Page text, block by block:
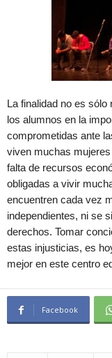
La finalidad no es
los alumnos en la
comprometidas ante
viven muchas
falta de recursos
obligadas a vivir
encuentren cada vez
independientes, ni se
derechos. Tomar
estas injusticias, es
mejor en este centro
Facebook